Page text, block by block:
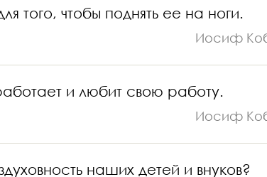
того, чтобы поднять ее на ноги.
Иосиф
и любит свою работу.
Иосиф
наших детей и внуков?